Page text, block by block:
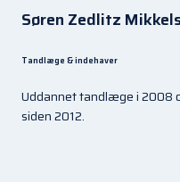
Søren Zedlitz
Tandlæge & indehaver
Uddannet tandlæge i 2008
siden 2012.